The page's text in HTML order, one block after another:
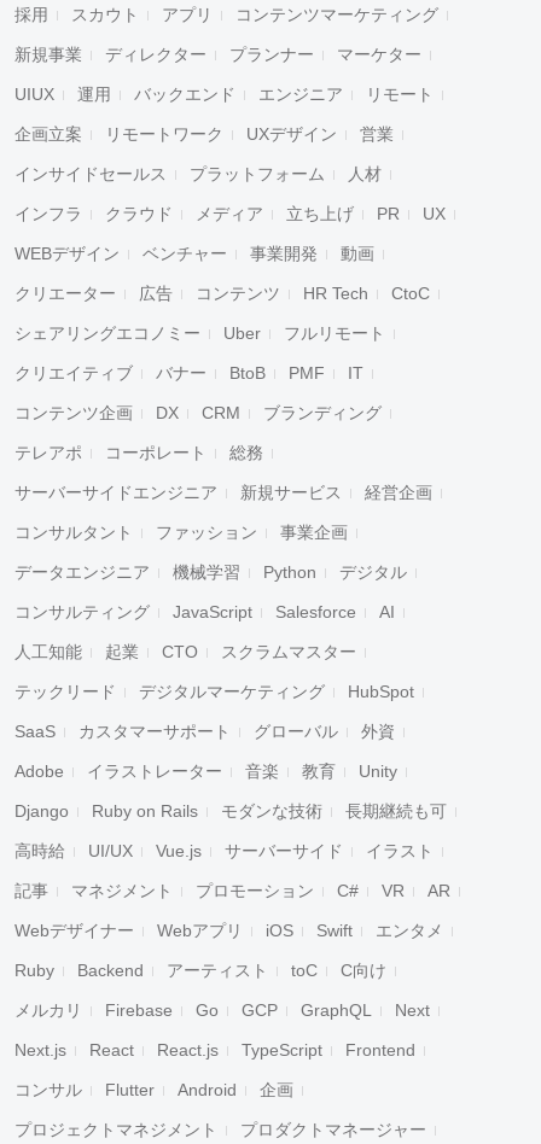
採用 スカウト アプリ コンテンツマーケティング
新規事業 ディレクター プランナー マーケター
UIUX 運用 バックエンド エンジニア リモート
企画立案 リモートワーク UXデザイン 営業
インサイドセールス プラットフォーム 人材
インフラ クラウド メディア 立ち上げ PR UX
WEBデザイン ベンチャー 事業開発 動画
クリエーター 広告 コンテンツ HR Tech CtoC
シェアリングエコノミー Uber フルリモート
クリエイティブ バナー BtoB PMF IT
コンテンツ企画 DX CRM ブランディング
テレアポ コーポレート 総務
サーバーサイドエンジニア 新規サービス 経営企画
コンサルタント ファッション 事業企画
データエンジニア 機械学習 Python デジタル
コンサルティング JavaScript Salesforce AI
人工知能 起業 CTO スクラムマスター
テックリード デジタルマーケティング HubSpot
SaaS カスタマーサポート グローバル 外資
Adobe イラストレーター 音楽 教育 Unity
Django Ruby on Rails モダンな技術 長期継続も可
高時給 UI/UX Vue.js サーバーサイド イラスト
記事 マネジメント プロモーション C# VR AR
Webデザイナー Webアプリ iOS Swift エンタメ
Ruby Backend アーティスト toC C向け
メルカリ Firebase Go GCP GraphQL Next
Next.js React React.js TypeScript Frontend
コンサル Flutter Android 企画
プロジェクトマネジメント プロダクトマネージャー